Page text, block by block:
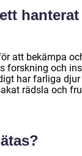
hanterat
att bekämpa
forskning och
har farliga djur
rädsla och